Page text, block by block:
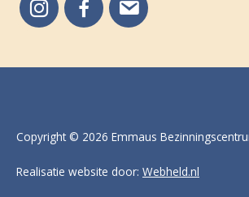
Copyright © 2026 Emmaus
Realisatie website door: Webheld.nl